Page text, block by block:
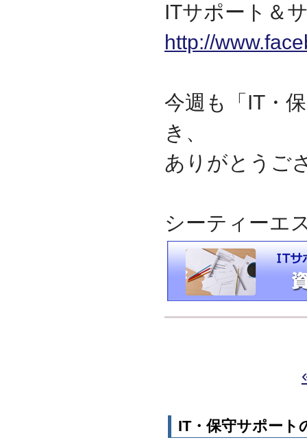
ITサポート＆
http://
今週も「IT・
き、
ありがとうご
シーティーエ
IT・保守サポート